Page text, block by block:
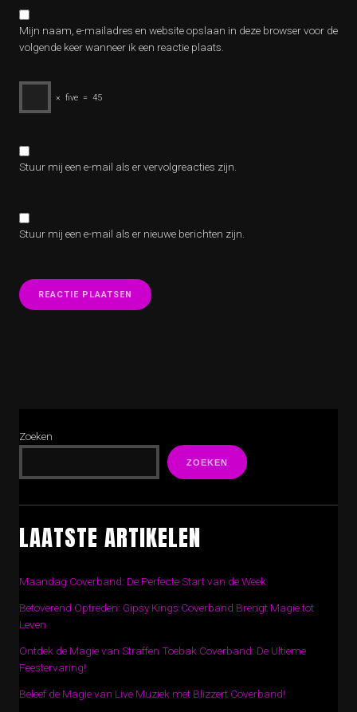
Mijn naam, e-mailadres en website opslaan in deze browser voor de
volgende keer wanneer ik een reactie plaats.
× five = 45
Stuur mij een e-mail als er vervolgreacties zijn.
Stuur mij een e-mail als er nieuwe berichten zijn.
Zoeken
ZOEKEN
LAATSTE ARTIKELEN
Maandag Coverband: De Perfecte Start van de Week
Betoverend Optreden: Gipsy Kings Coverband Brengt Magie tot
Leven
Ontdek de Magie van Straffen Toebak Coverband: De Ultieme
Feestervaring!
Beleef de Magie van Live Muziek met Blizzert Coverband!